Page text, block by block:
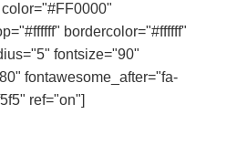
bordercolor="#ffffff"
fontsize="90"
fontawesome_after="fa-
ref="on"]